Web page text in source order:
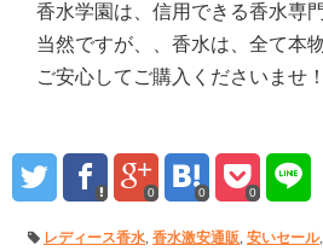
香水学園は、信用できる香水専
当然ですが、、香水は、全て本
ご安心してご購入くださいませ！
0 0 0
レディース香水, 香水激安通販, 安いセール,